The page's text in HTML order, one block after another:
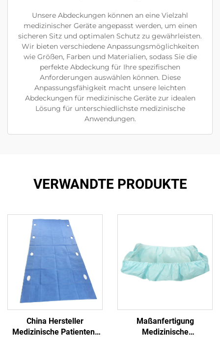
Unsere Abdeckungen können an eine Vielzahl
medizinischer Geräte angepasst werden, um einen
sicheren Sitz und optimalen Schutz zu gewährleisten.
Wir bieten verschiedene Anpassungsmöglichkeiten
wie Größen, Farben und Materialien, sodass Sie die
perfekte Abdeckung für Ihre spezifischen
Anforderungen auswählen können. Diese
Anpassungsfähigkeit macht unsere leichten
Abdeckungen für medizinische Geräte zur idealen
Lösung für unterschiedlichste medizinische
Anwendungen.
VERWANDTE PRODUKTE
China Hersteller
Medizinische Patienten-
Maßanfertigung
Medizinische